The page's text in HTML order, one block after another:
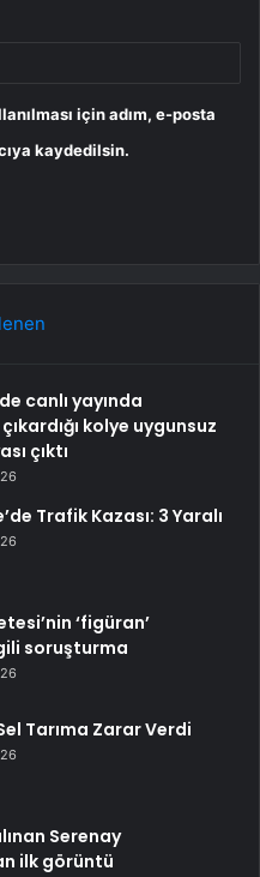
için adım, e-posta
kaydedilsin.
canlı yayında
kolye uygunsuz
çıktı
Trafik Kazası: 3 Yaralı
‘figüran’
soruşturma
Tarıma Zarar Verdi
Serenay
ilk görüntü